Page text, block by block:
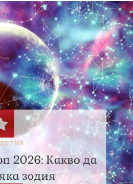
2026: Какво да
зодия